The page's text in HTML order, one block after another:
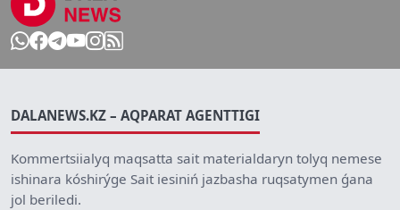
DALANEWS.KZ – AQPARAT AGENTTIGI
Kommertsiialyq maqsatta sait materialdaryn tolyq nemese
ishinara kóshirýge Sait iesiniń jazbasha ruqsatymen ǵana
jol beriledi.